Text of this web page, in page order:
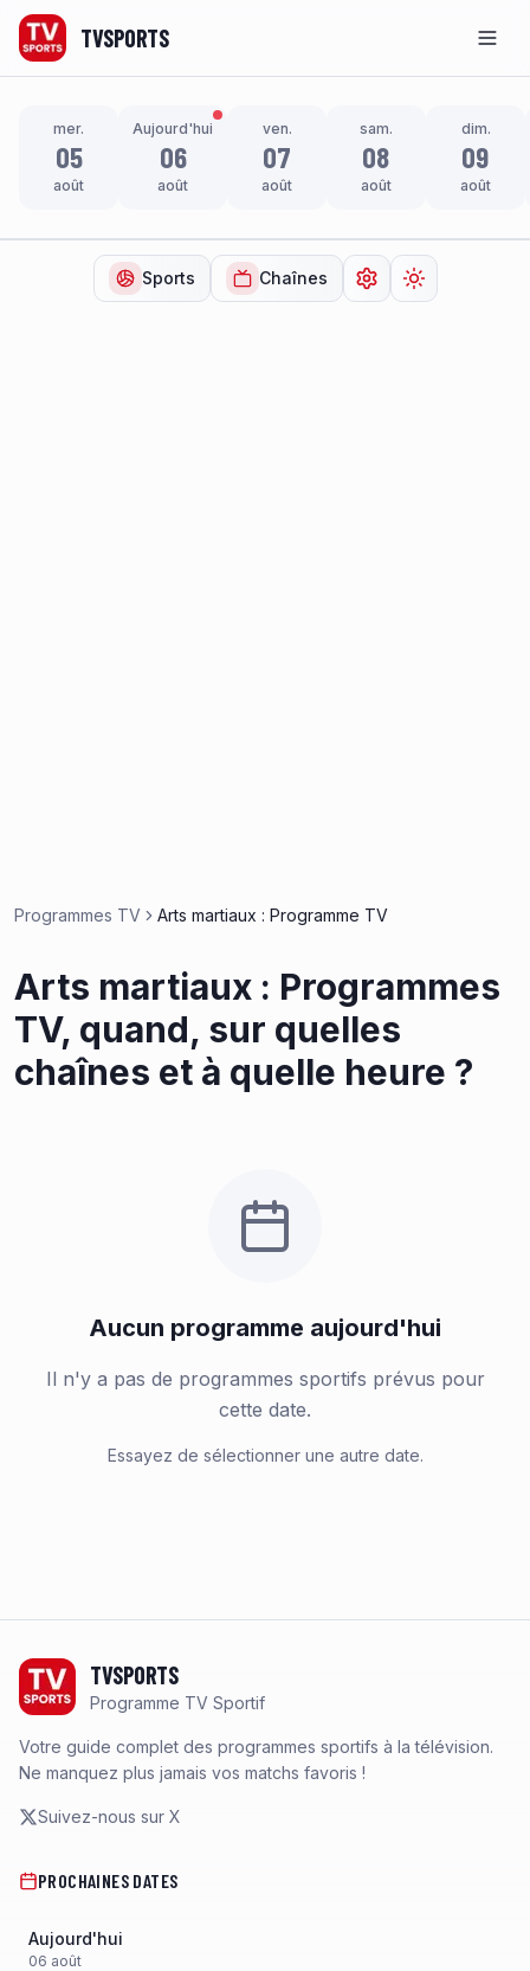
TVSPORTS
mer.
05
août
Aujourd'hui
06
août
ven.
07
août
sam.
08
août
dim.
09
août
Sports Chaînes Ouvrir lesChanger de
Programmes TV Arts martiaux : Programme TV
Arts martiaux : Programmes
TV, quand, sur quelles
chaînes et à quelle heure ?
Aucun programme aujourd'hui
Il n'y a pas de programmes sportifs prévus pour
cette date.
Essayez de sélectionner une autre date.
TVSPORTS
Programme TV Sportif
Votre guide complet des programmes sportifs à la télévision.
Ne manquez plus jamais vos matchs favoris !
Suivez-nous sur X
PROCHAINES DATES
Aujourd'hui
06 août